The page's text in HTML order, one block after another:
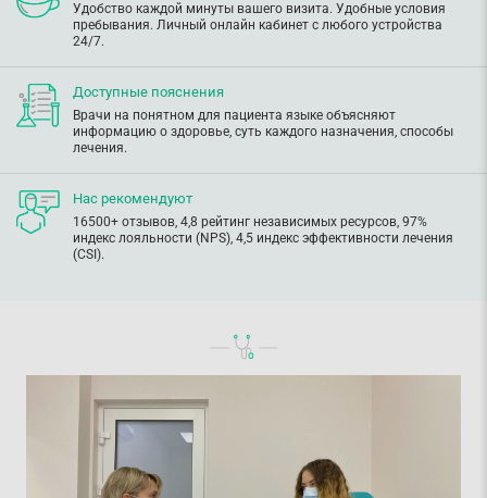
Удобство каждой минуты вашего визита. Удобные условия
пребывания. Личный онлайн кабинет с любого устройства
24/7.
Доступные пояснения
Врачи на понятном для пациента языке объясняют
информацию о здоровье, суть каждого назначения, способы
лечения.
Нас рекомендуют
16500+ отзывов, 4,8 рейтинг независимых ресурсов, 97%
индекс лояльности (NPS), 4,5 индекс эффективности лечения
(CSI).